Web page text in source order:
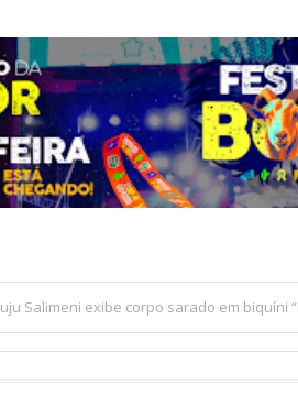
Salimeni exibe corpo sarado em biquíni